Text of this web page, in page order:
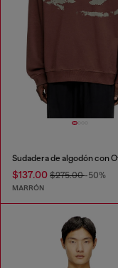
$137.00 $275.00-50%
MARRÓN